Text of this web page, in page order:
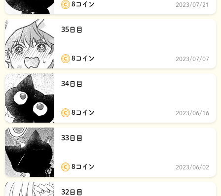
8コイン 2023/07/21
35日目
8コイン 2023/07/07
34日目
8コイン 2023/06/16
33日目
8コイン 2023/06/02
32日目